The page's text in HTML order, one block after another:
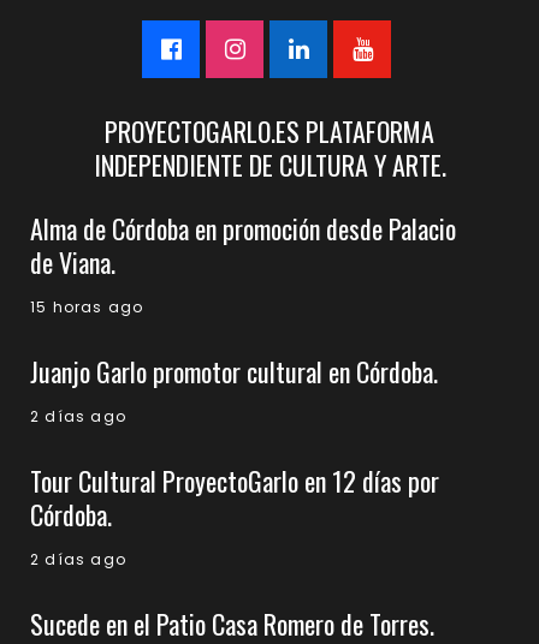
PROYECTOGARLO.ES PLATAFORMA
INDEPENDIENTE DE CULTURA Y ARTE.
Alma de Córdoba en promoción desde Palacio
de Viana.
15 horas ago
Juanjo Garlo promotor cultural en Córdoba.
2 días ago
Tour Cultural ProyectoGarlo en 12 días por
Córdoba.
2 días ago
Sucede en el Patio Casa Romero de Torres.